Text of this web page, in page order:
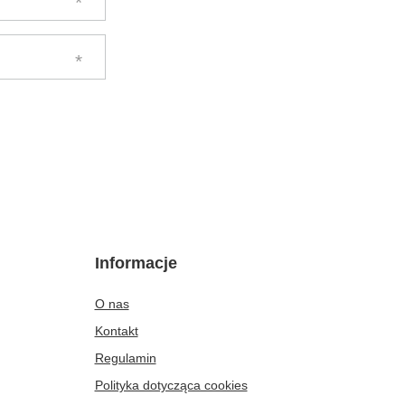
Informacje
O nas
Kontakt
Regulamin
Polityka dotycząca cookies